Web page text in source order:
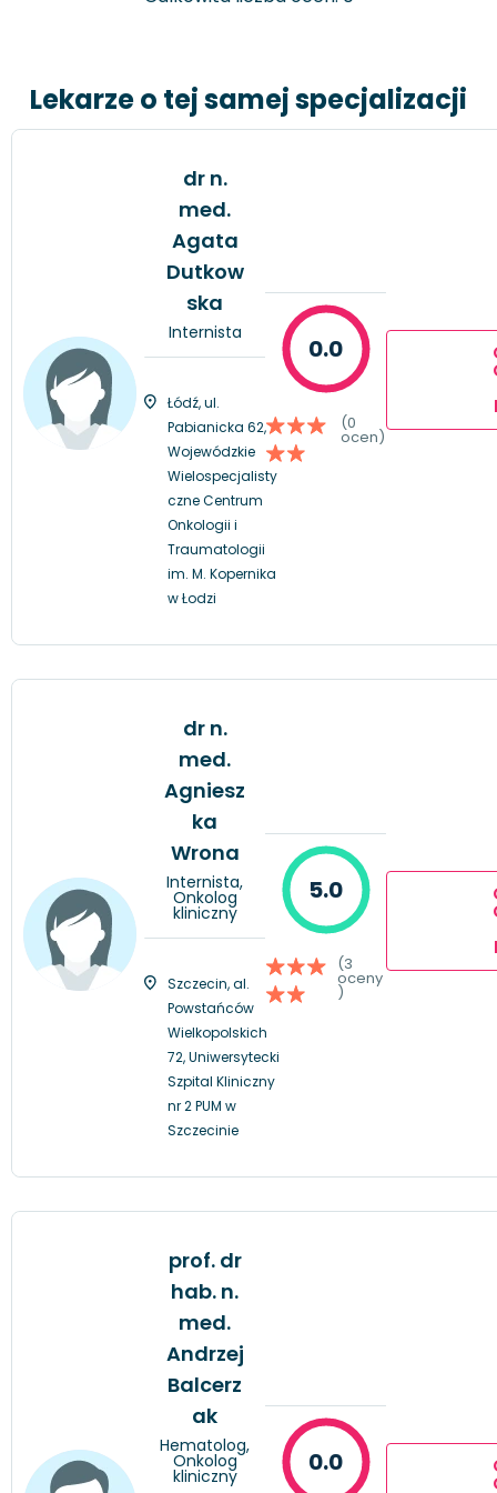
Lekarze o tej samej specjalizacji
dr n.
med.
Agata
Dutkow
ska
Internista
Łódź, ul.
Pabianicka 62,
Wojewódzkie
Wielospecjalisty
czne Centrum
Onkologii i
Traumatologii
im. M. Kopernika
w Łodzi
0.0
(0
ocen)
dr n.
med.
Agniesz
ka
Wrona
Internista,
Onkolog
kliniczny
Szczecin, al.
Powstańców
Wielkopolskich
72, Uniwersytecki
Szpital Kliniczny
nr 2 PUM w
Szczecinie
5.0
(3
oceny
)
prof. dr
hab. n.
med.
Andrzej
Balcerz
ak
Hematolog,
Onkolog
kliniczny 0.0